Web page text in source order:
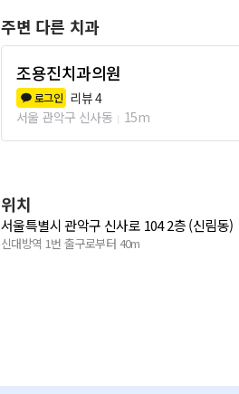
주변 다른 치과
조용진치과의원
로그인 리뷰4
서울 관악구 신사동
15m
위치
서울특별시 관악구 신사로 104 2층 (신림동)
신대방역 1번 출구로부터 40m